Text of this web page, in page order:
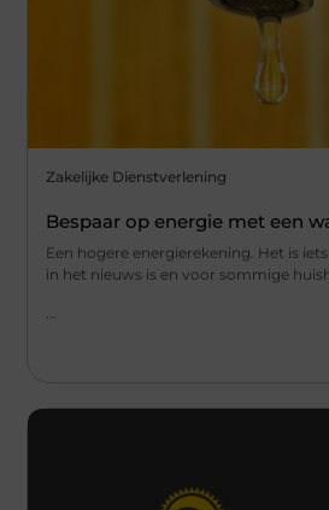
Zakelijke Dienstverlening
Bespaar op energie met een
Een hogere energierekening. Het is
in het nieuws is en voor sommige
...